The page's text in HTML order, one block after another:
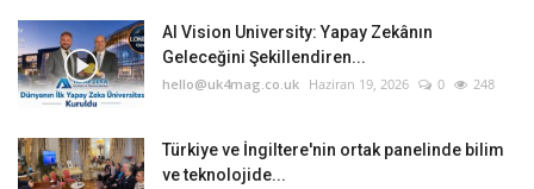
AI Vision University: Yapay Zekânın
Geleceğini Şekillendiren...
hello@uk4mag.co.uk Haziran 19, 2026 0 248
Türkiye ve İngiltere'nin ortak panelinde bilim
ve teknolojide...